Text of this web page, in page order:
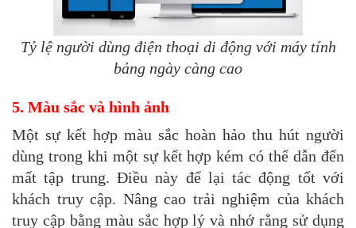
Tỷ lệ người dùng điện thoại di động với máy tính
bảng ngày càng cao
5. Màu sắc và hình ảnh
Một sự kết hợp màu sắc hoàn hảo thu hút người
dùng trong khi một sự kết hợp kém có thể dẫn đến
mất tập trung. Điều này để lại tác động tốt với
khách truy cập. Nâng cao trải nghiệm của khách
truy cập bằng màu sắc hợp lý và nhớ rằng sử dụng